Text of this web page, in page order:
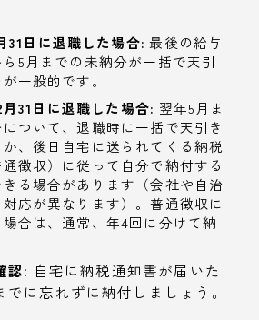
31日に退職した場合: 最後の給与
5月までの未納分が一括で天引
一般的です。
月31日に退職した場合: 翌年5月ま
ついて、退職時に一括で天引き
か、後日自宅に送られてくる納税
徴収）に従って自分で納付する
る場合があります（会社や自治
応が異なります）。普通徴収に
合は、通常、年4回に分けて納
認: 自宅に納税通知書が届いた
でに忘れずに納付しましょう。